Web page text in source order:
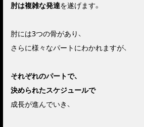
肘は複雑な発達を遂げます。
肘には3つの骨があり、
さらに様々なパートにわかれますが、
それぞれのパートで、
決められたスケジュールで
成長が進んでいき、